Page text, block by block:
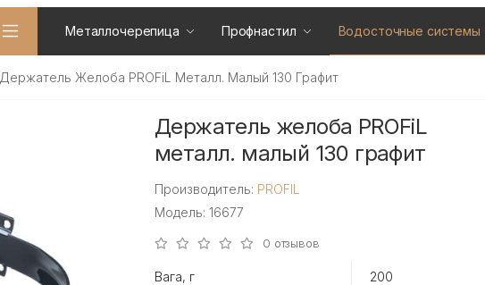
Металлочерепица Профнастил Водосточные системы
Держатель Желоба PROFiL Металл. Малый 130 Графит
Держатель желоба PROFiL
металл. малый 130 графит
Производитель: PROFIL
Модель: 16677
0 отзывов
Вага, г 200